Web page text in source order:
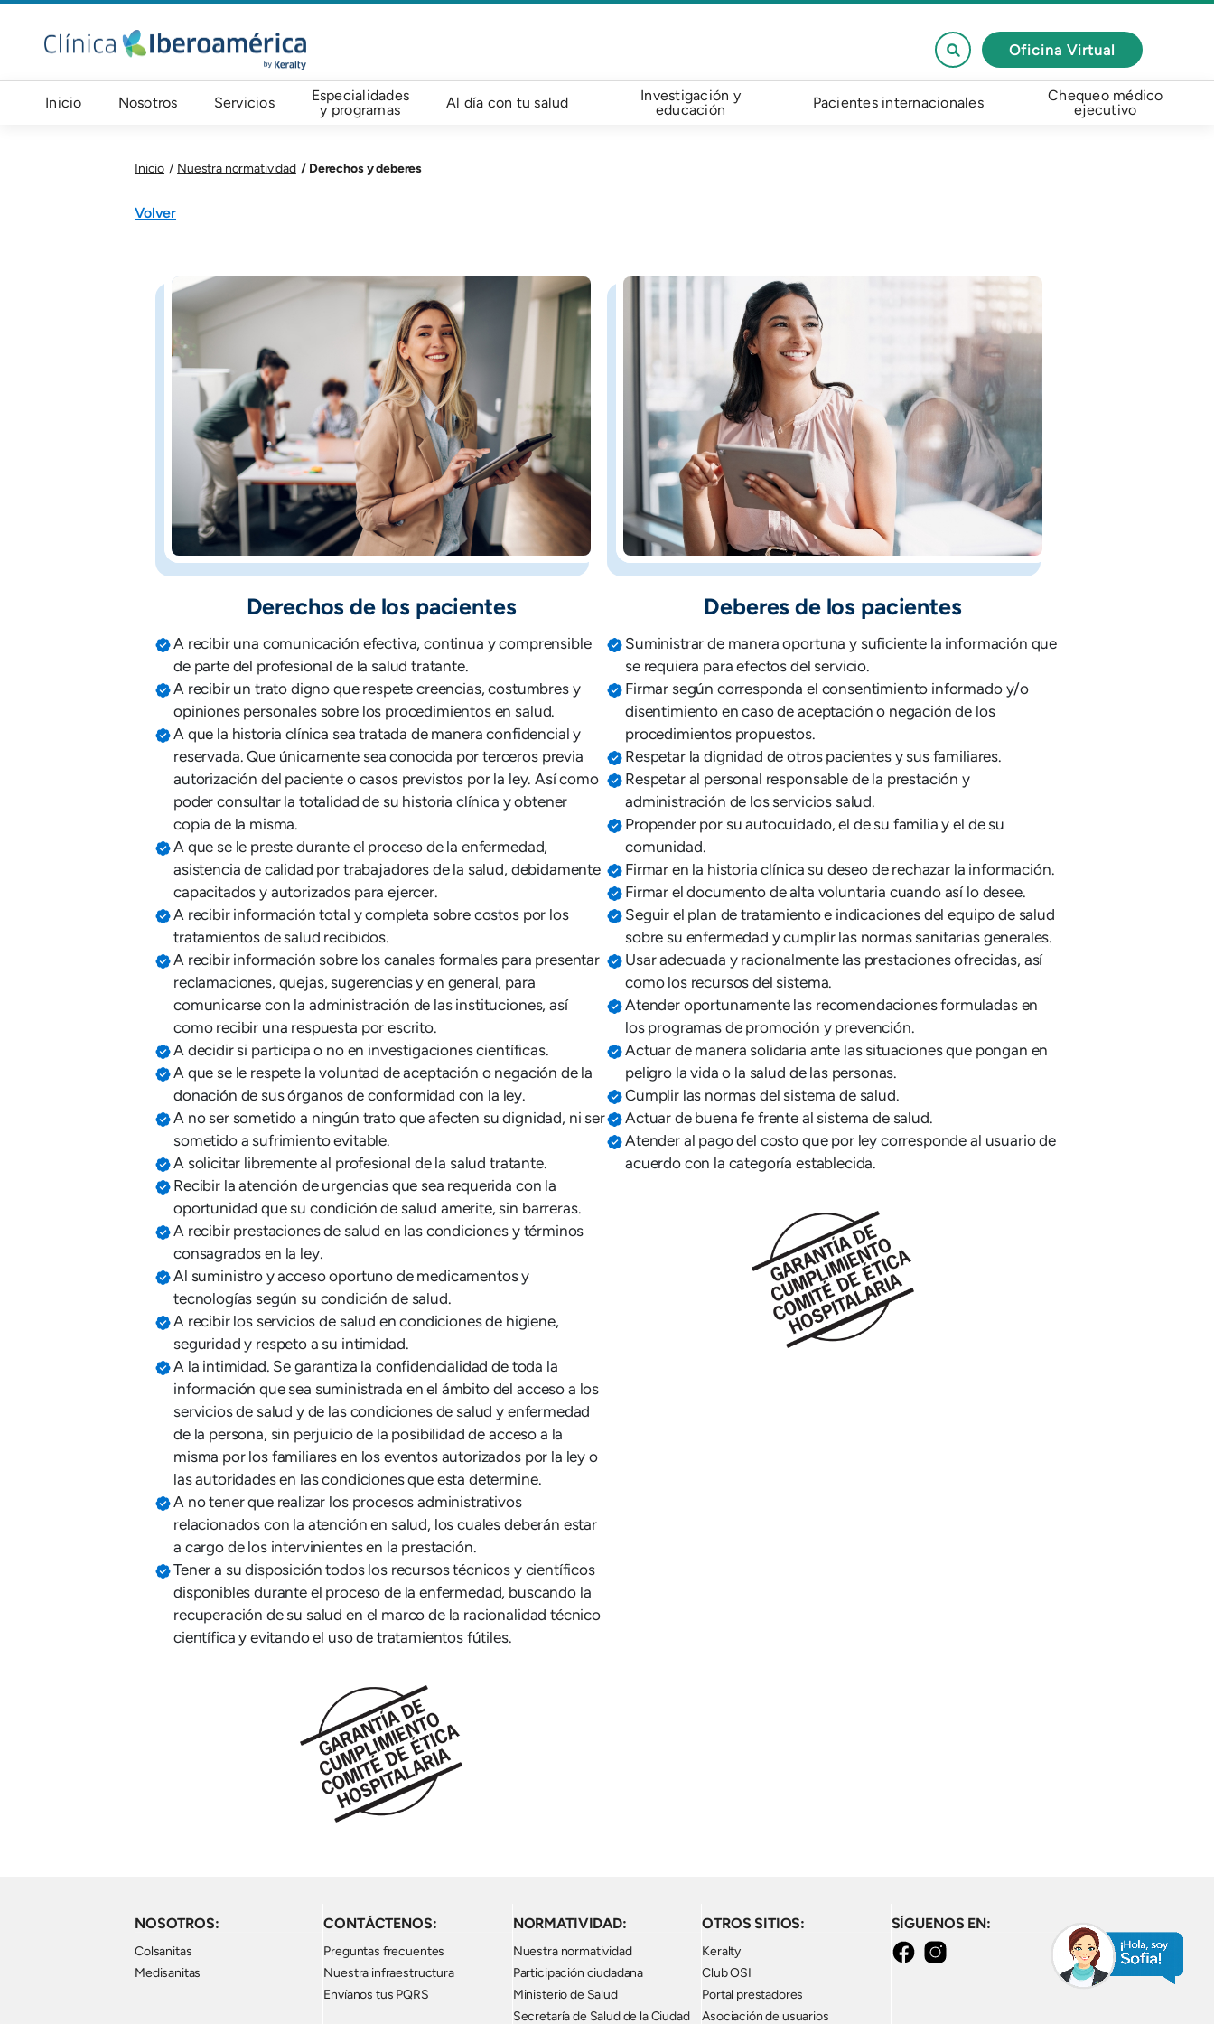
Pasar al contenido principal
Oficina Virtual
Navegación principal
Inicio Nosotros Servicios
Especialidades
y programas
Al día con tu salud
Investigación y
educación
Pacientes internacionales
Chequeo médico
ejecutivo
Inicio Nuestra normatividad Derechos y deberes
Volver
Imagen
Derechos de los pacientes
A recibir una comunicación efectiva, continua y comprensible
de parte del profesional de la salud tratante.
A recibir un trato digno que respete creencias, costumbres y
opiniones personales sobre los procedimientos en salud.
A que la historia clínica sea tratada de manera confidencial y
reservada. Que únicamente sea conocida por terceros previa
autorización del paciente o casos previstos por la ley. Así como
poder consultar la totalidad de su historia clínica y obtener
copia de la misma.
A que se le preste durante el proceso de la enfermedad,
asistencia de calidad por trabajadores de la salud, debidamente
capacitados y autorizados para ejercer.
A recibir información total y completa sobre costos por los
tratamientos de salud recibidos.
A recibir información sobre los canales formales para presentar
reclamaciones, quejas, sugerencias y en general, para
comunicarse con la administración de las instituciones, así
como recibir una respuesta por escrito.
A decidir si participa o no en investigaciones científicas.
A que se le respete la voluntad de aceptación o negación de la
donación de sus órganos de conformidad con la ley.
A no ser sometido a ningún trato que afecten su dignidad, ni ser
sometido a sufrimiento evitable.
A solicitar libremente al profesional de la salud tratante.
Recibir la atención de urgencias que sea requerida con la
oportunidad que su condición de salud amerite, sin barreras.
A recibir prestaciones de salud en las condiciones y términos
consagrados en la ley.
Al suministro y acceso oportuno de medicamentos y
tecnologías según su condición de salud.
A recibir los servicios de salud en condiciones de higiene,
seguridad y respeto a su intimidad.
A la intimidad. Se garantiza la confidencialidad de toda la
información que sea suministrada en el ámbito del acceso a los
servicios de salud y de las condiciones de salud y enfermedad
de la persona, sin perjuicio de la posibilidad de acceso a la
misma por los familiares en los eventos autorizados por la ley o
las autoridades en las condiciones que esta determine.
A no tener que realizar los procesos administrativos
relacionados con la atención en salud, los cuales deberán estar
a cargo de los intervinientes en la prestación.
Tener a su disposición todos los recursos técnicos y científicos
disponibles durante el proceso de la enfermedad, buscando la
recuperación de su salud en el marco de la racionalidad técnico
científica y evitando el uso de tratamientos fútiles.
Imagen
Deberes de los pacientes
Suministrar de manera oportuna y suficiente la información que
se requiera para efectos del servicio.
Firmar según corresponda el consentimiento informado y/o
disentimiento en caso de aceptación o negación de los
procedimientos propuestos.
Respetar la dignidad de otros pacientes y sus familiares.
Respetar al personal responsable de la prestación y
administración de los servicios salud.
Propender por su autocuidado, el de su familia y el de su
comunidad.
Firmar en la historia clínica su deseo de rechazar la información.
Firmar el documento de alta voluntaria cuando así lo desee.
Seguir el plan de tratamiento e indicaciones del equipo de salud
sobre su enfermedad y cumplir las normas sanitarias generales.
Usar adecuada y racionalmente las prestaciones ofrecidas, así
como los recursos del sistema.
Atender oportunamente las recomendaciones formuladas en
los programas de promoción y prevención.
Actuar de manera solidaria ante las situaciones que pongan en
peligro la vida o la salud de las personas.
Cumplir las normas del sistema de salud.
Actuar de buena fe frente al sistema de salud.
Atender al pago del costo que por ley corresponde al usuario de
acuerdo con la categoría establecida.
NOSOTROS:
Colsanitas
Medisanitas
CONTÁCTENOS:
Preguntas frecuentes
Nuestra infraestructura
Envíanos tus PQRS
NORMATIVIDAD:
Nuestra normatividad
Participación ciudadana
Ministerio de Salud
Secretaría de Salud de la Ciudad
OTROS SITIOS:
Keralty
Club OSI
Portal prestadores
Asociación de usuarios
SÍGUENOS EN:
FacebookInstagram